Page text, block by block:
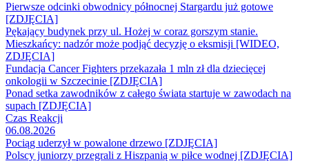
Pierwsze odcinki obwodnicy północnej Stargardu już gotowe
[ZDJĘCIA]
Pękający budynek przy ul. Hożej w coraz gorszym stanie.
Mieszkańcy: nadzór może podjąć decyzję o eksmisji [WIDEO,
ZDJĘCIA]
Fundacja Cancer Fighters przekazała 1 mln zł dla dziecięcej
onkologii w Szczecinie [ZDJĘCIA]
Ponad setka zawodników z całego świata startuje w zawodach na
supach [ZDJĘCIA]
Czas Reakcji
06.08.2026
Pociąg uderzył w powalone drzewo [ZDJĘCIA]
Polscy juniorzy przegrali z Hiszpanią w piłce wodnej [ZDJĘCIA]